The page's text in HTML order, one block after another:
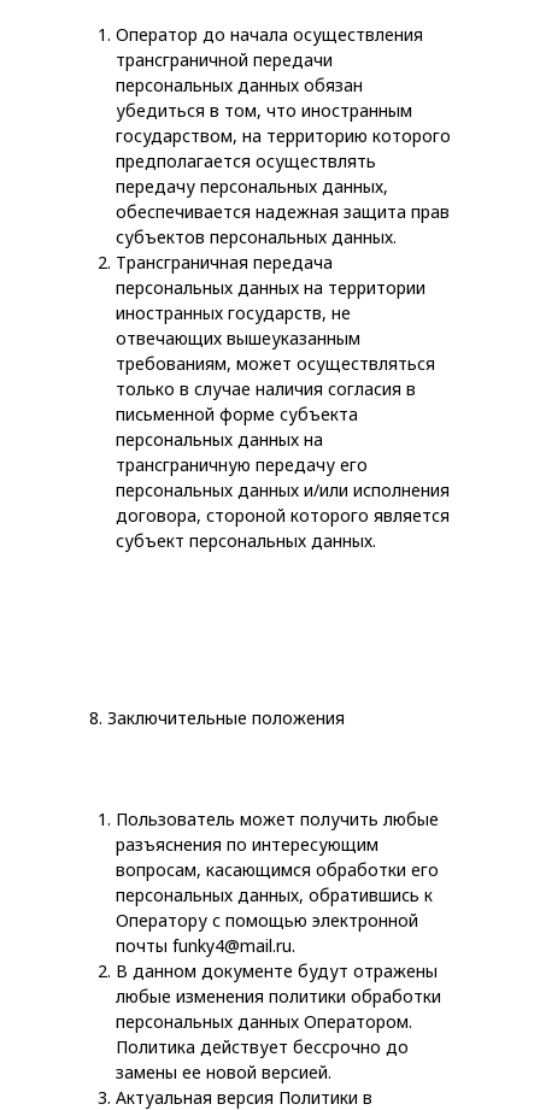
Оператор до начала осуществления
трансграничной передачи
персональных данных обязан
убедиться в том, что иностранным
государством, на территорию которого
предполагается осуществлять
передачу персональных данных,
обеспечивается надежная защита прав
субъектов персональных данных.
Трансграничная передача
персональных данных на территории
иностранных государств, не
отвечающих вышеуказанным
требованиям, может осуществляться
только в случае наличия согласия в
письменной форме субъекта
персональных данных на
трансграничную передачу его
персональных данных и/или исполнения
договора, стороной которого является
субъект персональных данных.
8. Заключительные положения
Пользователь может получить любые
разъяснения по интересующим
вопросам, касающимся обработки его
персональных данных, обратившись к
Оператору с помощью электронной
почты funky4@mail.ru.
В данном документе будут отражены
любые изменения политики обработки
персональных данных Оператором.
Политика действует бессрочно до
замены ее новой версией.
Актуальная версия Политики в